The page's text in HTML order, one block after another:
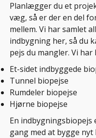
Planlægger du et
væg, så er der en del
mellem. Vi har samlet
indbygning her, så du
pejs du mangler. Vi har
Et-sidet indbyggede
Tunnel biopejse
Rumdeler biopejse
Hjørne biopejse
En indbygningsbiopejs
gang med at bygge